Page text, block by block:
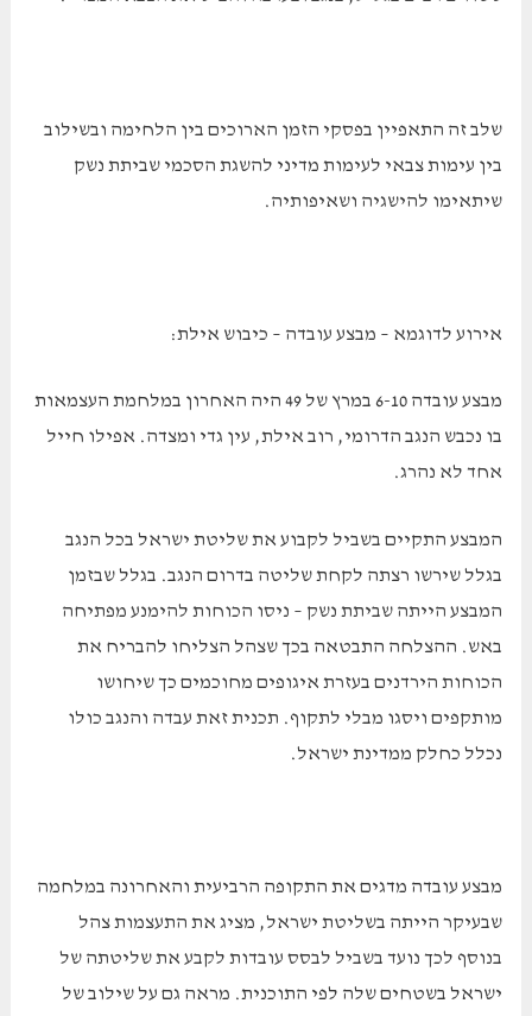
שלב זה התאפיין בפסקי הזמן הארוכים בין הלחימה ובשילוב
בין עימות צבאי לעימות מדיני להשגת הסכמי שביתת נשק
שיתאימו להישגיה ושאיפותיה.
אירוע לדוגמא – מבצע עובדה – כיבוש אילת:
מבצע עובדה 6-10 במרץ של 49 היה האחרון במלחמת העצמאות
בו נכבש הנגב הדרומי, רוב אילת, עין גדי ומצדה. אפילו חייל
אחד לא נהרג.
המבצע התקיים בשביל לקבוע את שליטת ישראל בכל הנגב
בגלל שירשו רצתה לקחת שליטה בדרום הנגב. בגלל שבזמן
המבצע הייתה שביתת נשק – ניסו הכוחות להימנע מפתיחה
באש. ההצלחה התבטאה בכך שצהל הצליחו להבריח את
הכוחות הירדנים בעזרת איגופים מחוכמים כך שיחושו
מותקפים ויסגו מבלי לתקוף. תכנית זאת עבדה והנגב כולו
נכלל כחלק ממדינת ישראל.
מבצע עובדה מדגים את התקופה הרביעית והאחרונה במלחמה
שבעיקר הייתה בשליטת ישראל, מציג את התעצמות צהל
בנוסף לכך נועד בשביל לבסס עובדות לקבע את שליטתה של
ישראל בשטחים שלה לפי התוכנית. מראה גם על שילוב של